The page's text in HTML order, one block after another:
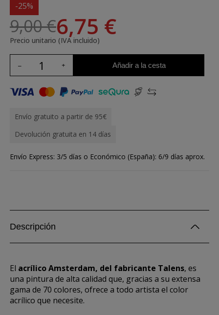
-25%
9,00 €6,75 €
Precio unitario (IVA incluido)
Añadir a la cesta
Envío gratuito a partir de 95€
Devolución gratuita en 14 días
Envío Express: 3/5 días o Económico (España): 6/9 días aprox.
Descripción
El acrílico Amsterdam, del fabricante Talens, es
una pintura de alta calidad que, gracias a su extensa
gama de 70 colores, ofrece a todo artista el color
acrílico que necesite.